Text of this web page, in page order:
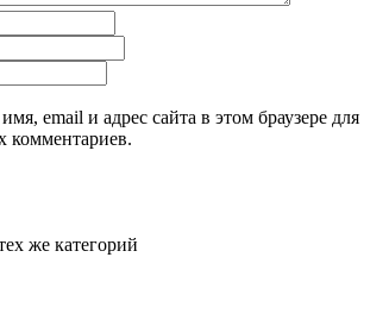
email и адрес сайта в этом браузере для
комментариев.
же категорий